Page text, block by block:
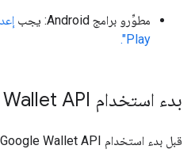
مطوِّرو برامج Android: يجب
Play".
بدء استخدام Google Wallet API